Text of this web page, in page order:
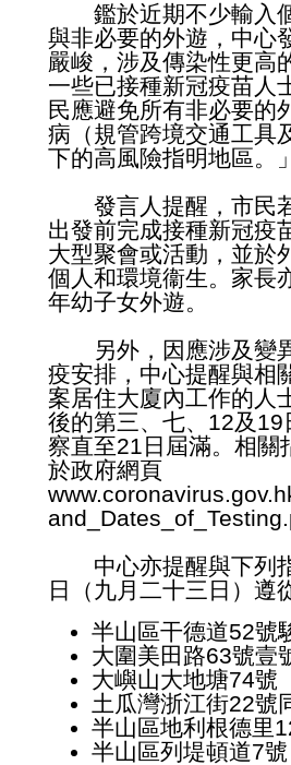
鑑於近期不少輸入個
與非必要的外遊，中心
嚴峻，涉及傳染性更高
一些已接種新冠疫苗人
民應避免所有非必要的
病（規管跨境交通工具
下的高風險指明地區。
發言人提醒，市民若
出發前完成接種新冠疫
大型聚會或活動，並於
個人和環境衞生。家長
年幼子女外遊。
另外，因應涉及變異
疫安排，中心提醒與相
案居住大廈內工作的人
後的第三、七、12及
察直至21日屆滿。相關
於政府網頁
中心亦提醒與下列指
日（九月二十三日）遵
半山區干德道52號
大圍美田路63號壹
大嶼山大地塘74號
土瓜灣浙江街22號
半山區地利根德里
半山區列堤頓道7號